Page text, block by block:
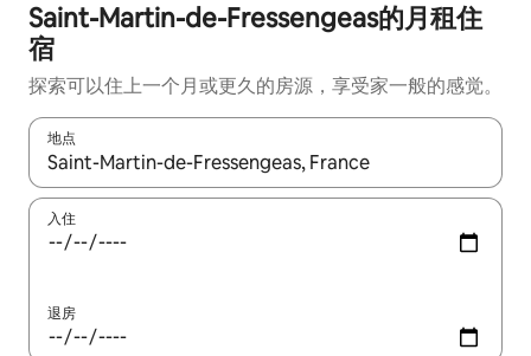
Saint-Martin-de-Fressengeas的月租住
宿
探索可以住上一个月或更久的房源，享受家一般的感觉。
地点
如有搜索结果，请使用上下方向键查看，或通过点击或滑动手势
入住
退房